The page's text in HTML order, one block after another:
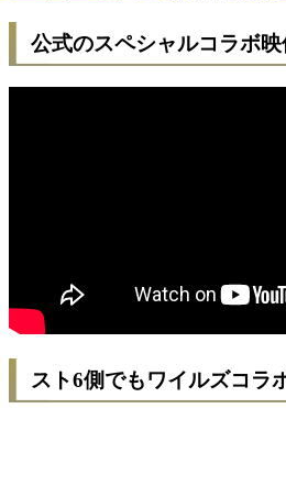
公式のスペシャルコラボ映
スト6側でもワイルズコラ